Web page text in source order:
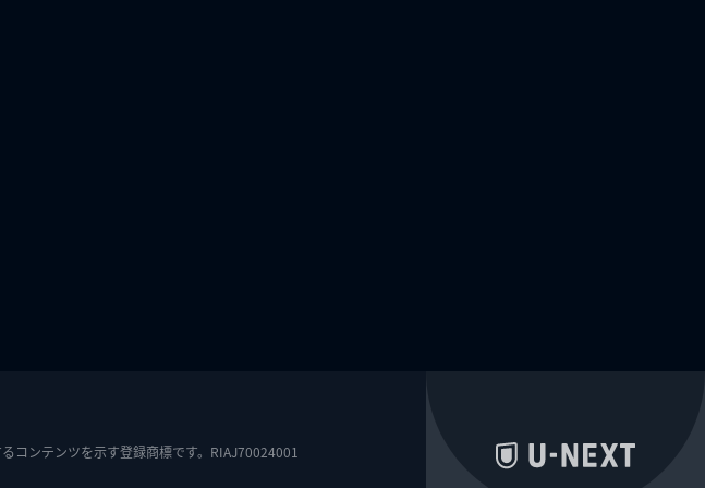
コンテンツを示す登録商標です。RIAJ70024001